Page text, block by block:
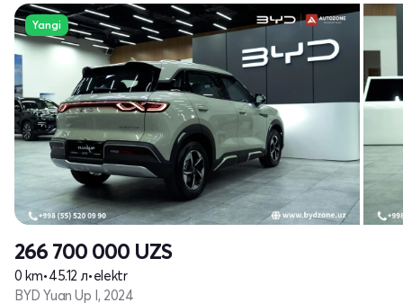
Yangi
266 700 000 UZS
0 km•45.12 л•elektr
BYD Yuan Up I, 2024